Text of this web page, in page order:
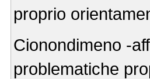
proprio
Cionondimeno -
problematiche